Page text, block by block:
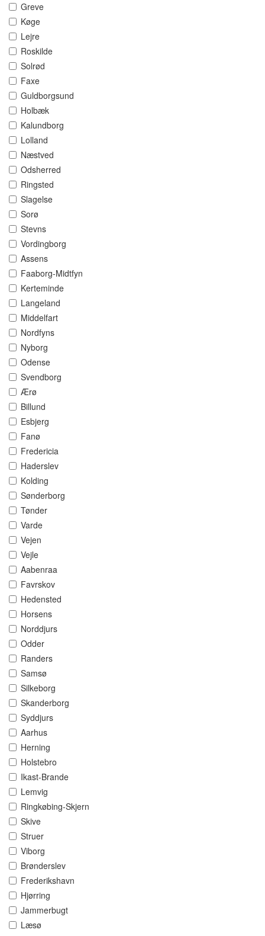
Greve
Køge
Lejre
Roskilde
Solrød
Faxe
Guldborgsund
Holbæk
Kalundborg
Lolland
Næstved
Odsherred
Ringsted
Slagelse
Sorø
Stevns
Vordingborg
Assens
Faaborg-Midtfyn
Kerteminde
Langeland
Middelfart
Nordfyns
Nyborg
Odense
Svendborg
Ærø
Billund
Esbjerg
Fanø
Fredericia
Haderslev
Kolding
Sønderborg
Tønder
Varde
Vejen
Vejle
Aabenraa
Favrskov
Hedensted
Horsens
Norddjurs
Odder
Randers
Samsø
Silkeborg
Skanderborg
Syddjurs
Aarhus
Herning
Holstebro
Ikast-Brande
Lemvig
Ringkøbing-Skjern
Skive
Struer
Viborg
Brønderslev
Frederikshavn
Hjørring
Jammerbugt
Læsø